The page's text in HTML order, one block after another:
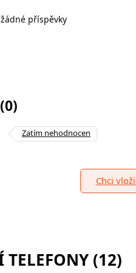
příspěvky
Zatím nehodnocen
Chci
TELEFONY (12)